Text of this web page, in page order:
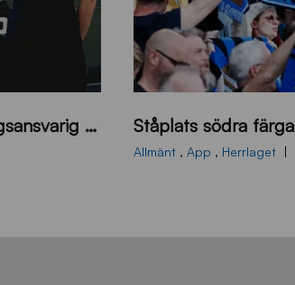
Emilia Janson – ny evenemangsansvarig för Sirius Fotboll
ö
d
Allmänt , App , Herrlaget